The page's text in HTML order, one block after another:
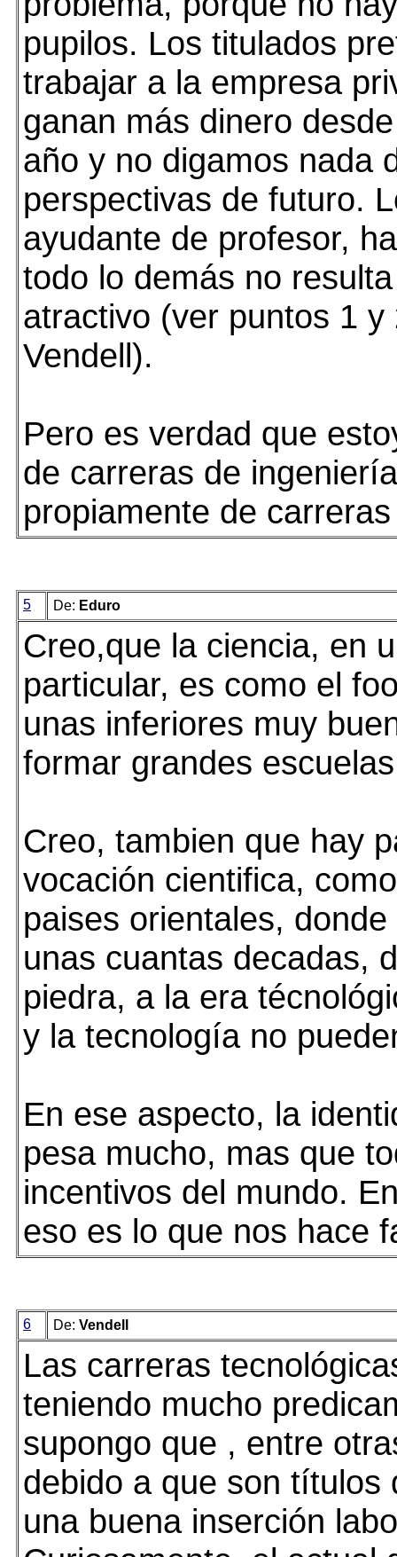
pupilos. Los titulados
trabajar a la empresa
ganan más dinero
año y no digamos nada
perspectivas de futuro.
ayudante de profesor,
todo lo demás no
atractivo (ver puntos 1 y
Vendell).
Pero es verdad que
de carreras de
propiamente de
5 De: Eduro
Creo,que la ciencia, en
particular, es como el
unas inferiores muy
formar grandes
Creo, tambien que hay
vocación cientifica,
paises orientales,
unas cuantas decadas,
piedra, a la era
y la tecnología no
En ese aspecto, la
pesa mucho, mas que
incentivos del mundo.
eso es lo que nos hace
6 De: Vendell
Las carreras
teniendo mucho
supongo que , entre
debido a que son títulos
una buena inserción